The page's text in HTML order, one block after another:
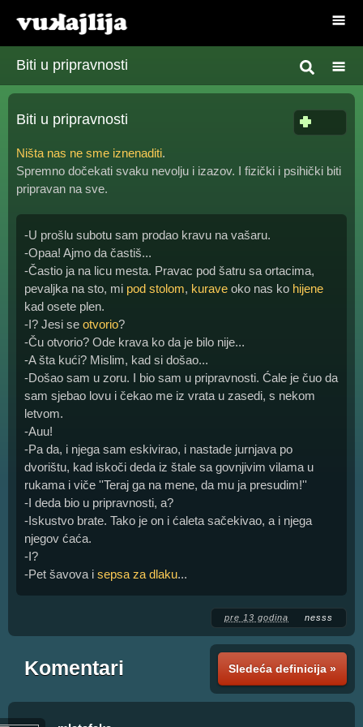
Biti u pripravnosti
Biti u pripravnosti
Ništa nas ne sme iznenaditi.
Spremno dočekati svaku nevolju i izazov. I fizički i psihički biti
pripravan na sve.
-U prošlu subotu sam prodao kravu na vašaru.
-Opaa! Ajmo da častiš...
-Častio ja na licu mesta. Pravac pod šatru sa ortacima,
pevaljka na sto, mi pod stolom, kurave oko nas ko hijene
kad osete plen.
-I? Jesi se otvorio?
-Ču otvorio? Ode krava ko da je bilo nije...
-A šta kući? Mislim, kad si došao...
-Došao sam u zoru. I bio sam u pripravnosti. Ćale je čuo da
sam sjebao lovu i čekao me iz vrata u zasedi, s nekom
letvom.
-Auu!
-Pa da, i njega sam eskivirao, i nastade jurnjava po
dvorištu, kad iskoči deda iz štale sa govnjivim vilama u
rukama i viče ''Teraj ga na mene, da mu ja presudim!''
-I deda bio u pripravnosti, a?
-Iskustvo brate. Tako je on i ćaleta sačekivao, a i njega
njegov ćaća.
-I?
-Pet šavova i sepsa za dlaku...
pre 13 godina nesss
Sledeća definicija »
Komentari